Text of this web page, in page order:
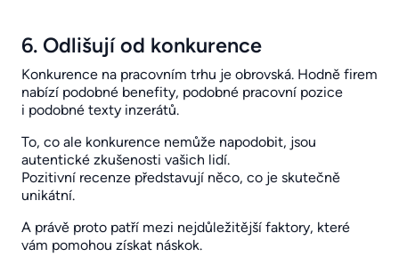
6. Odlišují od konkurence
Konkurence na pracovním trhu je obrovská. Hodně firem
nabízí podobné benefity, podobné pracovní pozice
i podobné texty inzerátů.
To, co ale konkurence nemůže napodobit, jsou
autentické zkušenosti vašich lidí.
Pozitivní recenze představují něco, co je skutečně
unikátní.
A právě proto patří mezi nejdůležitější faktory, které
vám pomohou získat náskok.